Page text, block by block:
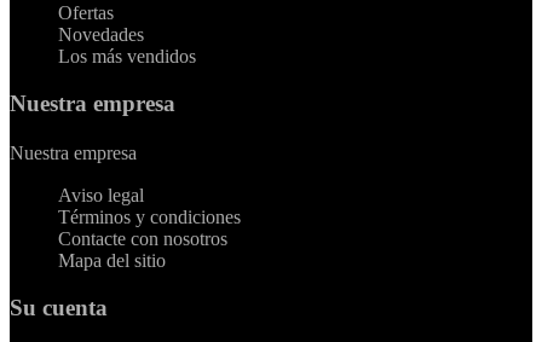
Ofertas
Novedades
Los más vendidos
Nuestra empresa
Nuestra empresa
Aviso legal
Términos y condiciones
Contacte con nosotros
Mapa del sitio
Su cuenta